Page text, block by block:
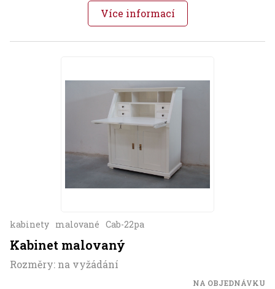
Více informací
kabinety malované Cab-22pa
Kabinet malovaný
Rozměry: na vyžádání
NA OBJEDNÁVKU